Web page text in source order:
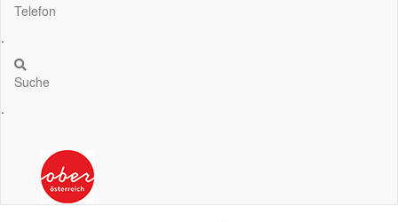
Telefon
.
Suche
.